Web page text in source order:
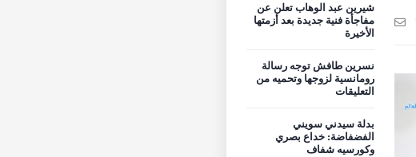
شيرين عبد الوهاب تعلن عن
مفاجأة فنية جديدة بعد أزمتها
الأخيرة
نسرين طافش توجه رسالة
رومانسية لزوجها وتحميه من
التعليقات
بدلة سيدني سويني
الفضفاضة: خداع بصري
وكورسيه شفاف